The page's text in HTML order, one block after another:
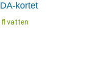
kortet
fl vatten